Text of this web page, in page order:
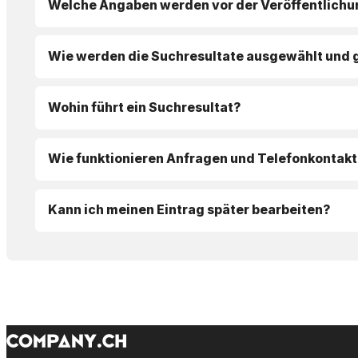
Welche Angaben werden vor der
Wie werden die Suchresultate ausgewählt und
Wohin führt ein Suchresultat?
Wie funktionieren Anfragen und
Kann ich meinen Eintrag später bearbeiten?